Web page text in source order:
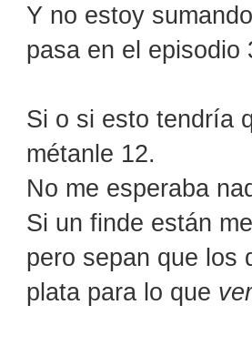
Y no estoy
pasa en el episodio
Si o si esto tendría
métanle 12.
No me esperaba
Si un finde están
pero sepan que los
plata para lo que